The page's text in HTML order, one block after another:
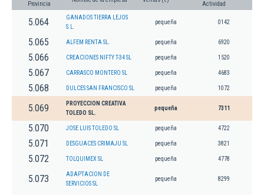
Provincia
Actividad
5.064
GANADOS TIERRA LEJOS
S.L.
pequeña 0142
5.065 ALFEM RENTA SL. pequeña 6920
5.066 CREACIONES NIFTY T-34 SL pequeña 1520
5.067 CARRASCO MONTERO SL pequeña 4683
5.068 DULCES SAN FRANCISCO SL pequeña 1072
5.069
PROYECCION CREATIVA
TOLEDO SL.
pequeña 7311
5.070 JOSE LUIS TOLEDO SL pequeña 4722
5.071 DESGUACES CRIMAJU SL pequeña 3821
5.072 TOLQUIMEX SL pequeña 4778
5.073
ADAPTACION DE
SERVICIOS SL
pequeña 8299